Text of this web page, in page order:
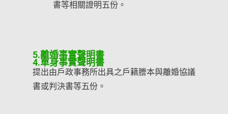
提出由戶政事務所出具之戶籍謄本與離婚協議
書或判決書等五份。
5.離婚事實聲明書
4.單身事實聲明書
書等相關證明五份。